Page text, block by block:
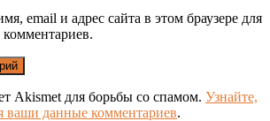
email и адрес сайта в этом браузере для
Akismet для борьбы со спамом. Узнайте,
ваши данные комментариев.